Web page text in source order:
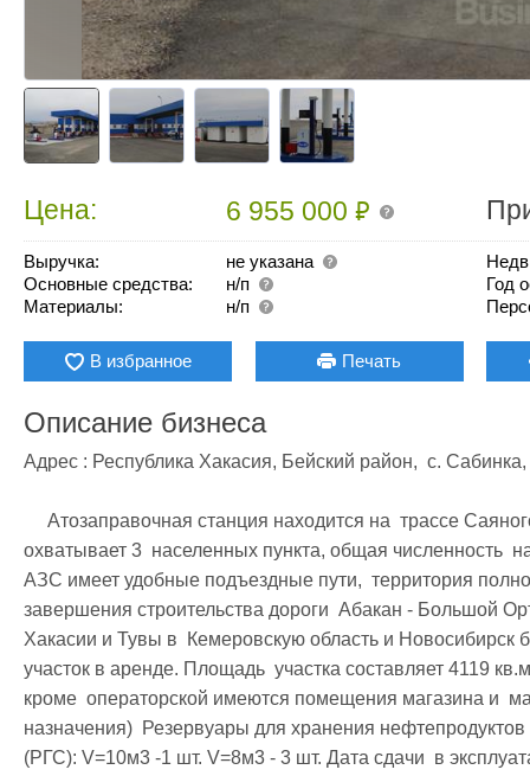
Цена: 6 955 000₽
Выручка:
не указана
Основные средства:
н/п
Материалы:
н/п
Год
В избранное Печать
Описание бизнеса
Адрес : Республика Хакасия, Бейский район,  с.
охватывает 3  населенных пункта, общая численность
АЗС имеет удобные подъездные пути,  территория
завершения строительства дороги  Абакан - Большой
Хакасии и Тувы в  Кемеровскую область и Новосибирск
участок в аренде. Площадь  участка составляет 4119
кроме  операторской имеются помещения магазина и
назначения)  Резервуары для хранения
(РГС): V=10м3 -1 шт. V=8м3 - 3 шт. Дата сдачи  в